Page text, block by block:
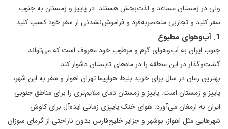
ولی در زمستان مساعد و لذت‌بخش هستند. در پاییز و زمستان به جنوب
سفر کنید و تجاربی منحصربه‌فرد و فراموش‌نشدنی از سفر خود کسب کنید.
1. آب‌وهوای مطبوع
جنوب ایران به آب‌و‌هوای گرم و مرطوب خود معروف است که می‌تواند
گشت‌وگذار در این منطقه را در ماه‌های تابستان دشوار کند.
بهترین زمان در سال برای خرید بلیط هواپیما تهران اهواز و سفر به این شهر،
پاییز و زمستان است. پاییز و زمستان دمای ملایم‌تری را برای مناطق جنوبی
ایران به ارمغان می‌آورد. هوای خنک پاییزی زمانی ایده‌آل برای کاوش
شهرهایی مثل اهواز، بوشهر و جزایر خلیج‌فارس بدون ناراحتی از گرمای سوزان